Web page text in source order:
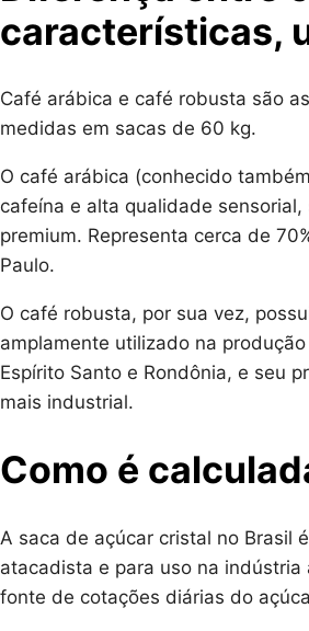
características,
Café arábica e café robusta são
medidas em sacas de 60 kg.
O café arábica (conhecido
cafeína e alta qualidade
premium. Representa cerca de
Paulo.
O café robusta, por sua vez,
amplamente utilizado na
Espírito Santo e Rondônia, e seu
mais industrial.
Como é
A saca de açúcar cristal no Brasil
atacadista e para uso na
fonte de cotações diárias do